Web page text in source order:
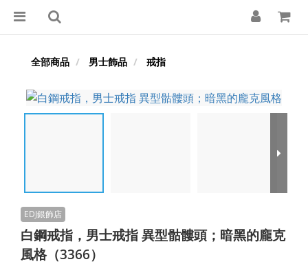
全部商品 男士飾品 戒指
白鋼戒指，男士戒指 異型骷髏頭；暗黑的龐克
風格（3366）